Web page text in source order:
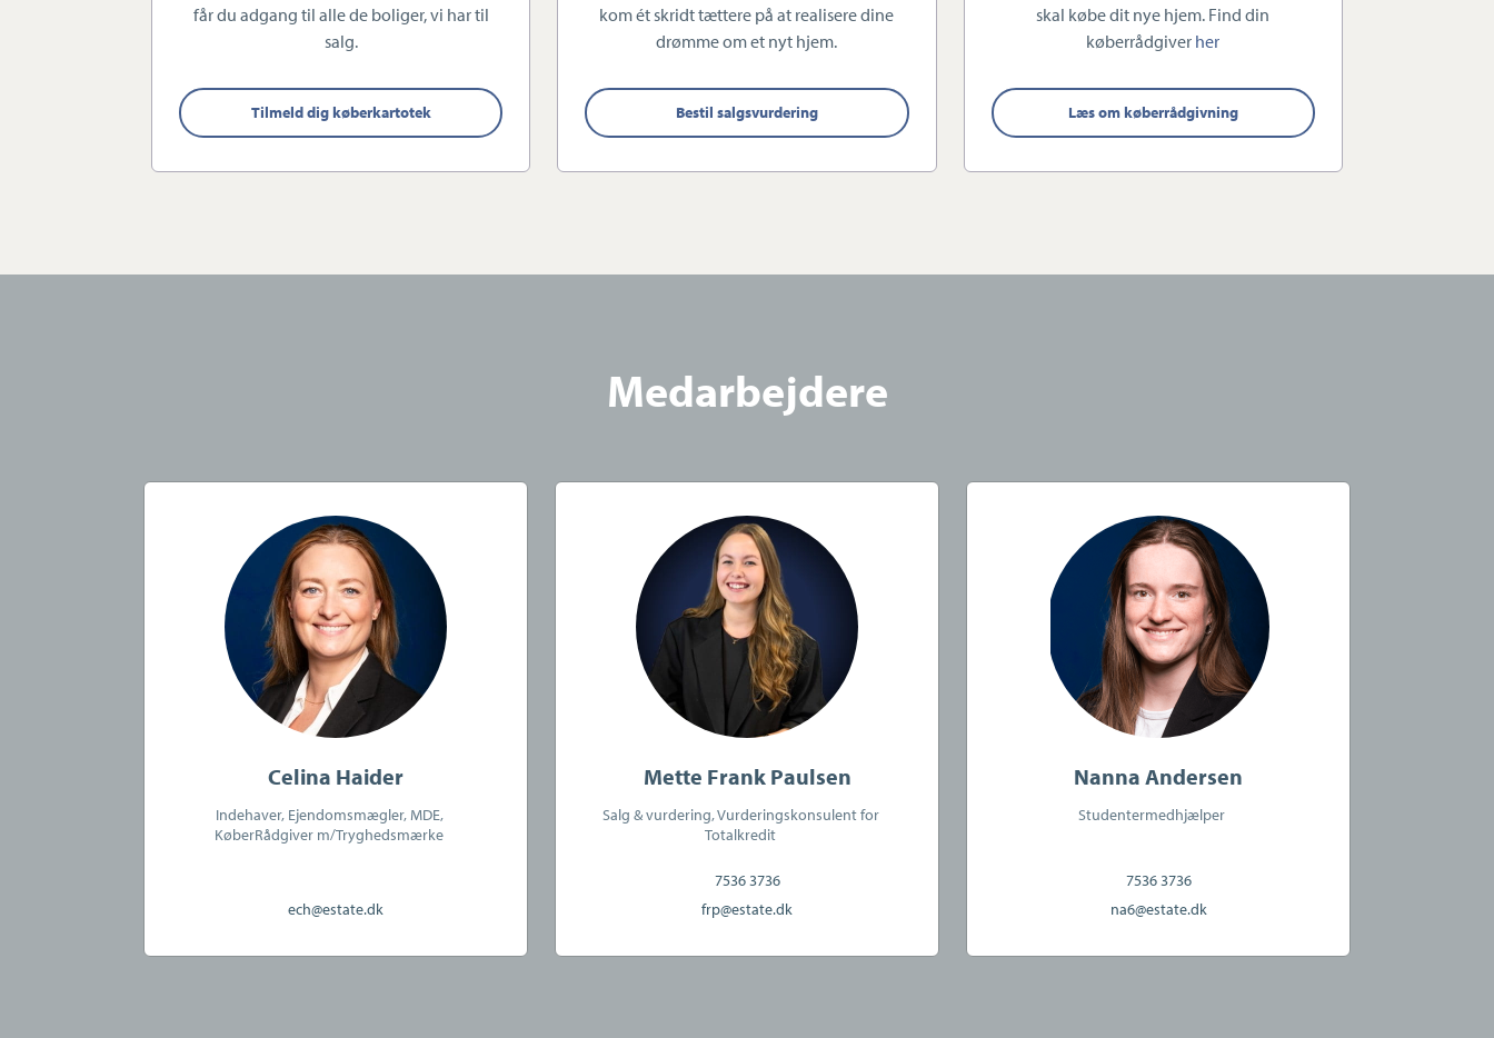
Skal du sælge din bolig i Kolding, kan du roligt besøge vores forretning i
Adelgade, eller kontakte os på telefon eller mail.
Vi glæder os til at se dig og din bolig.
Bedste hilsner
Specialty, Langebrogade 3F, 1411 København K. Telefon: 3336 9696.
får du adgang til alle de boliger, vi har til
salg.
Tilmeld dig køberkartotek
kom ét skridt tættere på at realisere dine
drømme om et nyt hjem.
Bestil salgsvurdering
skal købe dit nye hjem. Find din
køberrådgiver her
Læs om køberrådgivning
Medarbejdere
Celina Haider
Indehaver, Ejendomsmægler, MDE,
KøberRådgiver m/Tryghedsmærke
ech@estate.dk
Mette Frank Paulsen
Salg & vurdering, Vurderingskonsulent for
Totalkredit
7536 3736
frp@estate.dk
Nanna Andersen
Studentermedhjælper
7536 3736
na6@estate.dk